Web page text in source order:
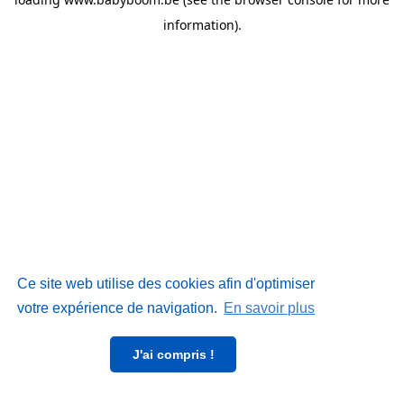
Ce site web utilise des cookies afin d'optimiser
votre expérience de navigation. En savoir plus
J'ai compris !
information).